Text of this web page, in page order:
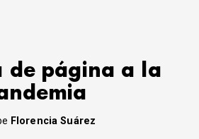
de página a la
Florencia Suárez